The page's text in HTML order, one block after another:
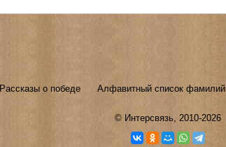
Рассказы о победе Алфавитный список фамилий
© Интерсвязь , 2010-2026